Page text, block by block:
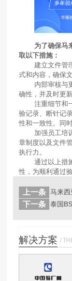
为了确保马
取以下措施：
建立文件管理
式和内容，确保
内部审核与更
确性，并及时更
注重细节和一
验记录、断针记
性和一致性。同
加强员工培训‌
章制度以及文件
执行力。
通过以上措施
性，为顺利通过
上一条
下一条
解决方案 /